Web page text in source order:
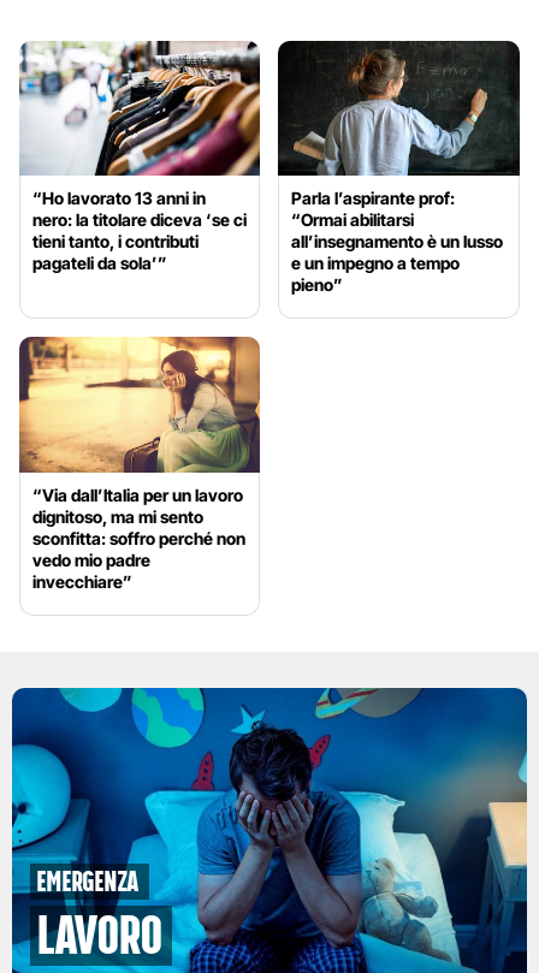
“Ho lavorato 13 anni in
nero: la titolare diceva ‘se ci
tieni tanto, i contributi
pagateli da sola’”
Parla l’aspirante prof:
“Ormai abilitarsi
all’insegnamento è un lusso
e un impegno a tempo
pieno”
“Via dall’Italia per un lavoro
dignitoso, ma mi sento
sconfitta: soffro perché non
vedo mio padre
invecchiare”
emergenza
lavoro